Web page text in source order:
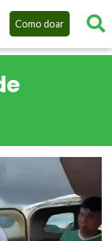
Como doar